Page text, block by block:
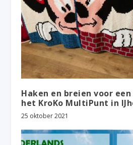
Haken en breien voor
het KroKo MultiPunt in
25 oktober 2021